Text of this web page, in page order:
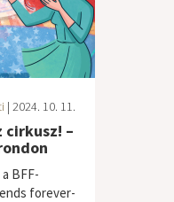
| 2024. 10. 11.
cirkusz! –
BFF-
forever-